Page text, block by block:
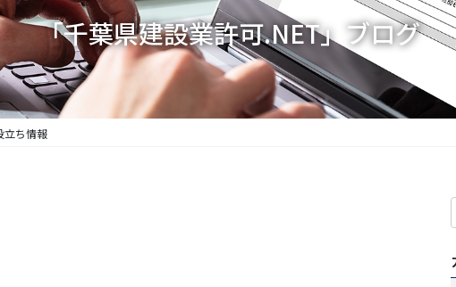
「千葉県建設業許可.NET」ブログ
立ち情報
検